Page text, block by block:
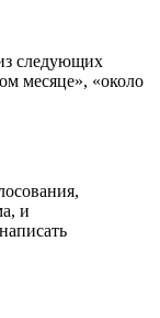
следующих
месяце», «около
и